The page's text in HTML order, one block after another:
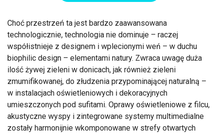
Choć przestrzeń ta jest bardzo zaawansowana
technologicznie, technologia nie dominuje – raczej
współistnieje z designem i wplecionymi weń – w duchu
biophilic design – elementami natury. Zwraca uwagę duża
ilość żywej zieleni w donicach, jak również zieleni
zmumifikowanej, do złudzenia przypominającej naturalną –
w instalacjach oświetleniowych i dekoracyjnych
umieszczonych pod sufitami. Oprawy oświetleniowe z filcu,
akustyczne wyspy i zintegrowane systemy multimedialne
zostały harmonijnie wkomponowane w strefy otwartych